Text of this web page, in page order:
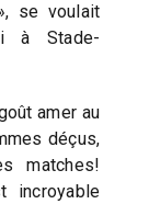
se voulait
à Stade-
amer au
déçus,
matches!
incroyable